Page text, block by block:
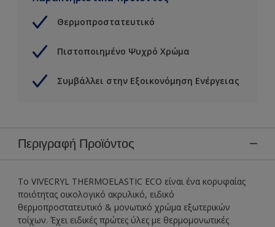
Θερμοπροστατευτικό
Πιστοποιημένο Ψυχρό Χρώμα
Συμβάλλει στην Εξοικονόμηση Ενέργειας
Περιγραφή Προϊόντος
To VIVECRYL THERMOELASTIC ECO είναι ένα κορυφαίας
ποιότητας οικολογικό ακρυλικό, ειδικό
θερμοπροστατευτικό & μονωτικό χρώμα εξωτερικών
τοίχων. Έχει ειδικές πρώτες ύλες με θερμομονωτικές